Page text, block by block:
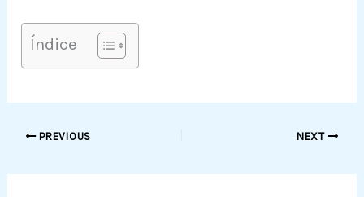
Índice
PREVIOUS NEXT